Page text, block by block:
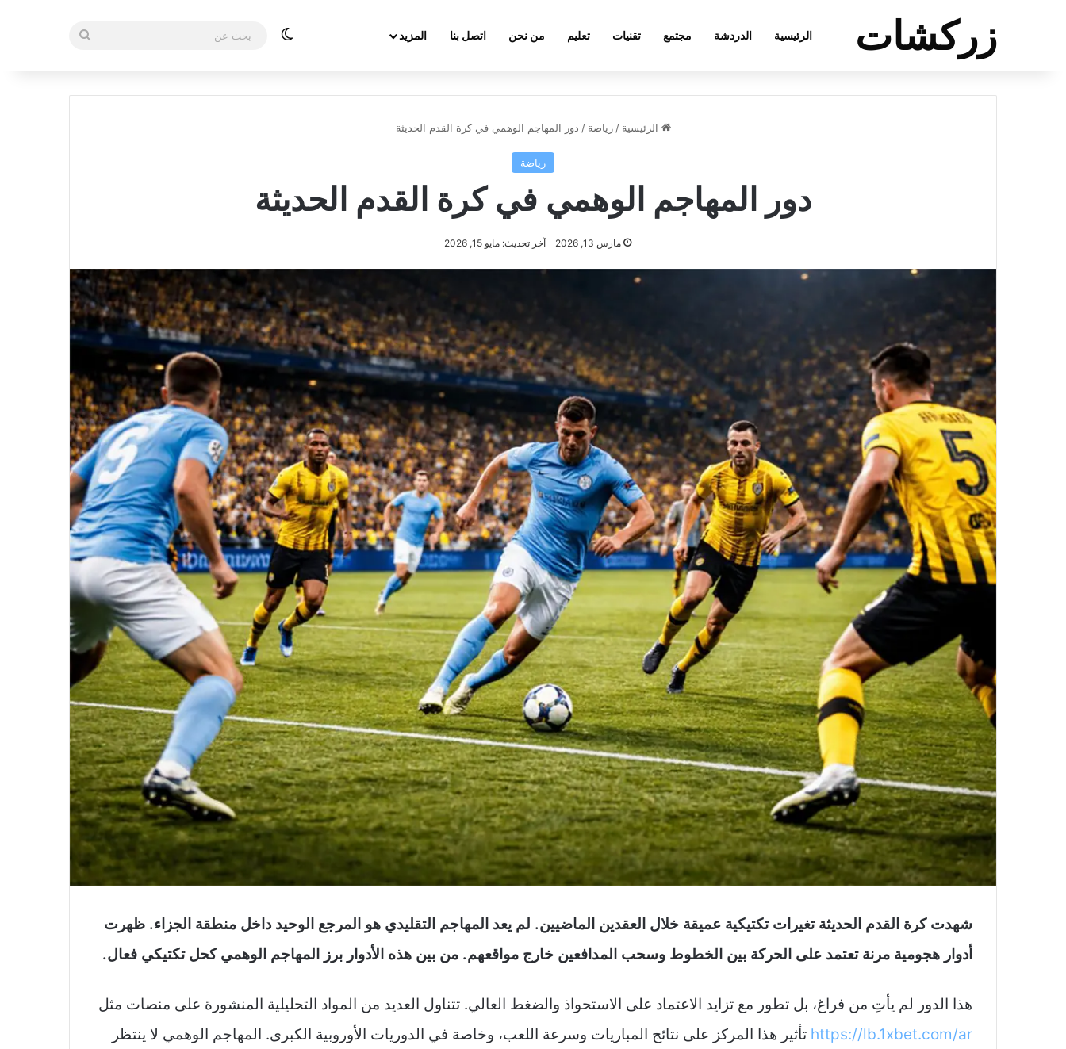
زركشات الرئيسية الدردشة مجتمع تقنيات تعليم من نحن اتصل بنا المزيد الوضع المظلم
بحث
الرئيسية / رياضة / دور المهاجم الوهمي في كرة القدم الحديثة
رياضة
دور المهاجم الوهمي في كرة القدم الحديثة
مارس 13, 2026 آخر تحديث: مايو 15, 2026
شهدت كرة القدم الحديثة تغيرات تكتيكية عميقة خلال العقدين الماضيين. لم يعد المهاجم التقليدي هو المرجع الوحيد داخل منطقة الجزاء. ظهرت
أدوار هجومية مرنة تعتمد على الحركة بين الخطوط وسحب المدافعين خارج مواقعهم. من بين هذه الأدوار برز المهاجم الوهمي كحل تكتيكي فعال.
هذا الدور لم يأتِ من فراغ، بل تطور مع تزايد الاعتماد على الاستحواذ والضغط العالي. تتناول العديد من المواد التحليلية المنشورة على منصات مثل
https://lb.1xbet.com/ar تأثير هذا المركز على نتائج المباريات وسرعة اللعب، وخاصة في الدوريات الأوروبية الكبرى. المهاجم الوهمي لا ينتظر